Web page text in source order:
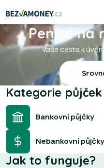
Peníze na
Vaše cesta k
Kategorie půjček
Bankovní půjčky
Nebankovní půjčky
Jak to funguje?